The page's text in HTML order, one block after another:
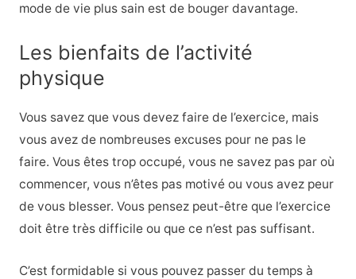
mode de vie plus sain est de bouger davantage.
Les bienfaits de l’activité
physique
Vous savez que vous devez faire de l’exercice, mais
vous avez de nombreuses excuses pour ne pas le
faire. Vous êtes trop occupé, vous ne savez pas par où
commencer, vous n’êtes pas motivé ou vous avez peur
de vous blesser. Vous pensez peut-être que l’exercice
doit être très difficile ou que ce n’est pas suffisant.
C’est formidable si vous pouvez passer du temps à